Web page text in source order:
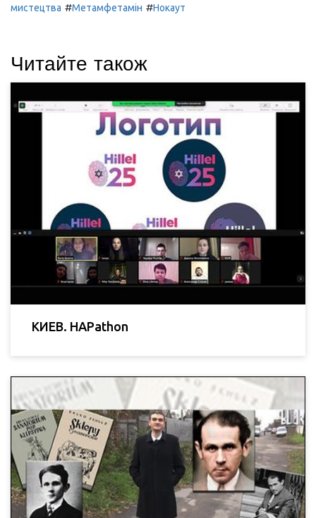
мистецтва #Метамфетамін #Нокаут
Читайте також
КИЕВ. HAPathon